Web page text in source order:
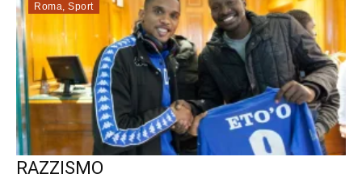
Roma, Sport
COSÌ PIETRALATA DÀ UN CALCIO AL
RAZZISMO